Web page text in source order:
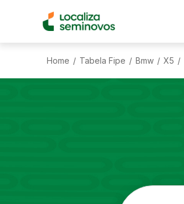
Home / Tabela Fipe / Bmw / X5 /